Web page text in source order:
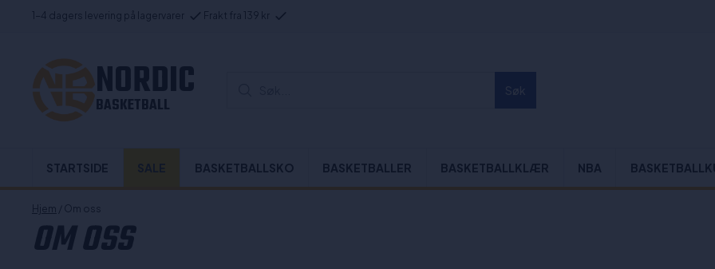
1-4 dagers levering på lagervarer Frakt fra 139 kr
NORDIC
BASKETBALL
STARTSIDE BASKETBALLSKO BASKETBALLER BASKETBALLKLÆR NBA
Hjem / Om oss
OM OSS